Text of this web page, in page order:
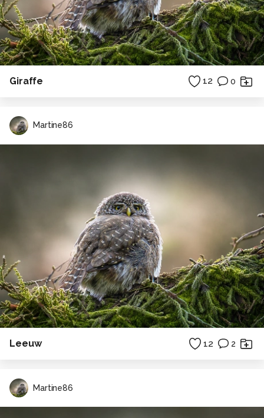
Giraffe 12 0
Martine86
Leeuw 12 2
Martine86